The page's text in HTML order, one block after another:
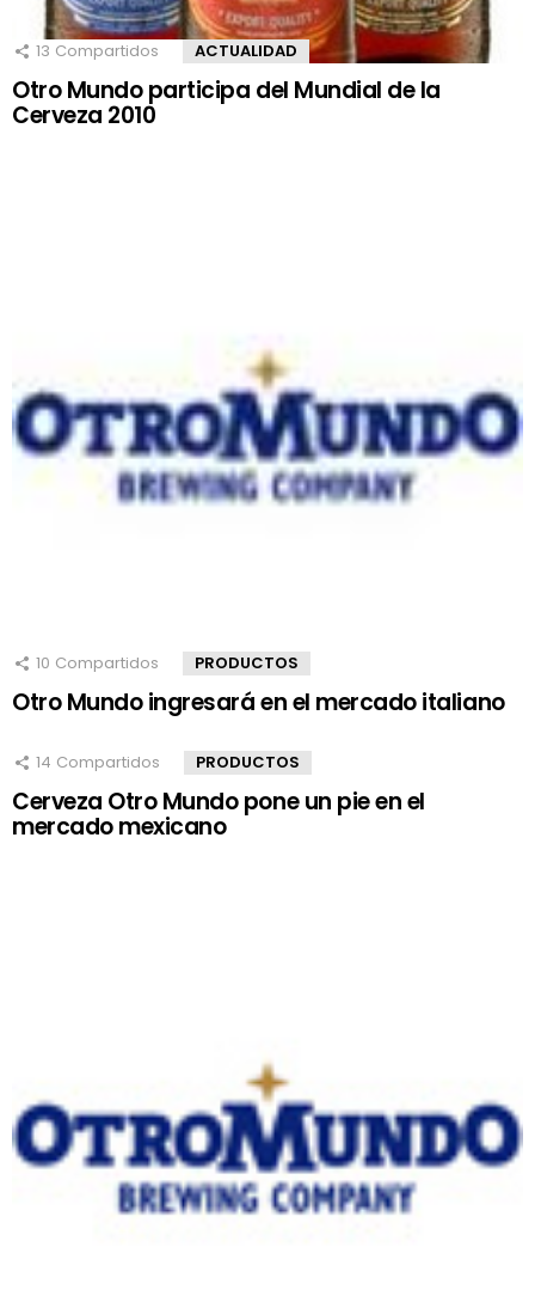
13 Compartidos ACTUALIDAD
Otro Mundo participa del Mundial de la
Cerveza 2010
10 Compartidos PRODUCTOS
Otro Mundo ingresará en el mercado italiano
14 Compartidos PRODUCTOS
Cerveza Otro Mundo pone un pie en el
mercado mexicano